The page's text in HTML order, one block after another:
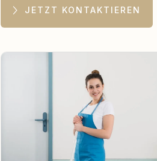
JETZT KONTAKTIEREN